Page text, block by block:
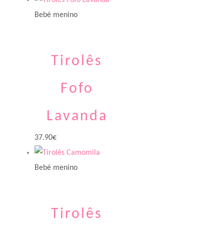
Bebé menino
Tirolês
Fofo
Lavanda
37.90€
Bebé menino
Tirolês